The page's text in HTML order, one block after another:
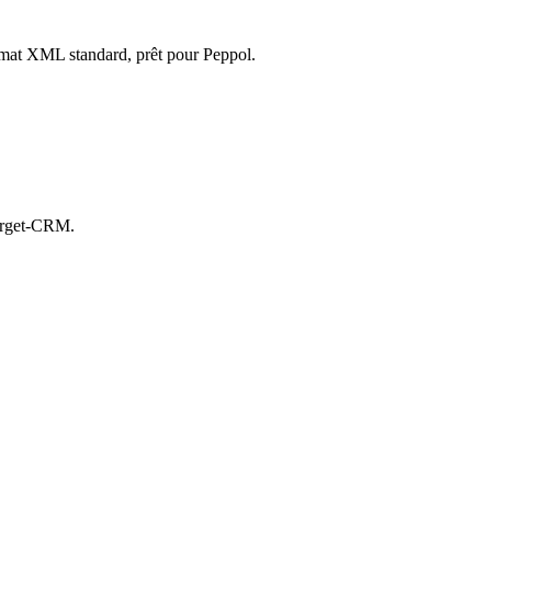
XML standard, prêt pour Peppol.
CRM.